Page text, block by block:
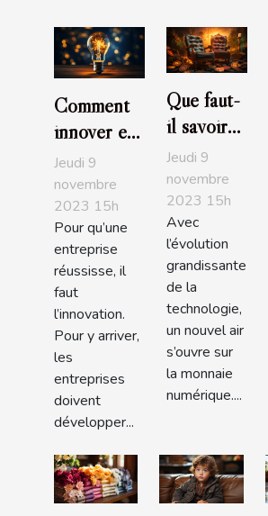
Comment
innover en
entreprise ?
Jeudi 9
novembre
2023 15h
Pour qu’une
entreprise
réussisse, il
faut
l’innovation.
Pour y arriver,
les
entreprises
doivent
développer...
Que faut-
il savoir
de la
crypto-
paradis ?
Jeudi 9
novembre
2023 15h
Avec
l’évolution
grandissante
de la
technologie,
un nouvel air
s’ouvre sur
la monnaie
numérique....